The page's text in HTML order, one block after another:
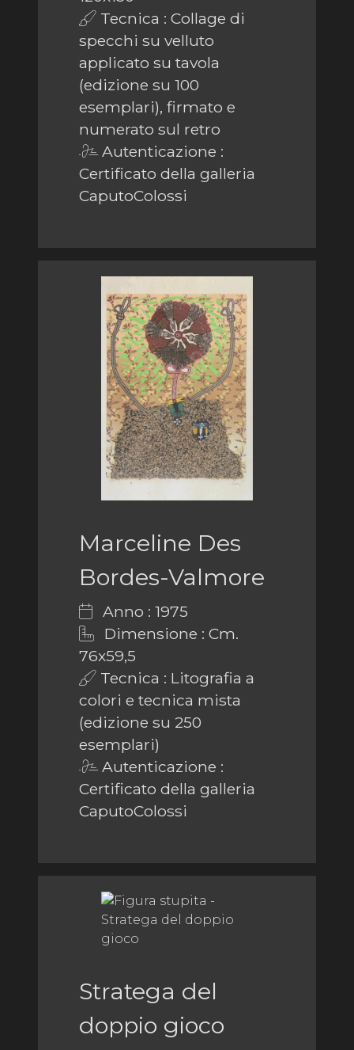
Tecnica : Collage di
specchi su velluto
applicato su tavola
(edizione su 100
esemplari), firmato e
numerato sul retro
Autenticazione :
Certificato della galleria
CaputoColossi
Marceline Des
Bordes-Valmore
Anno : 1975
Dimensione : Cm.
76x59,5
Tecnica : Litografia a
colori e tecnica mista
(edizione su 250
esemplari)
Autenticazione :
Certificato della galleria
CaputoColossi
Stratega del
doppio gioco